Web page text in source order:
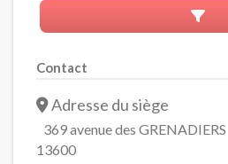
Contact
Adresse du siège
369 avenue des GRENADIERS
13600